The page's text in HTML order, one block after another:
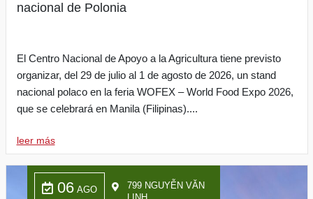
nacional de Polonia
El Centro Nacional de Apoyo a la Agricultura tiene previsto
organizar, del 29 de julio al 1 de agosto de 2026, un stand
nacional polaco en la feria WOFEX – World Food Expo 2026,
que se celebrará en Manila (Filipinas)....
leer más
06 AGO
799 NGUYỄN VĂN